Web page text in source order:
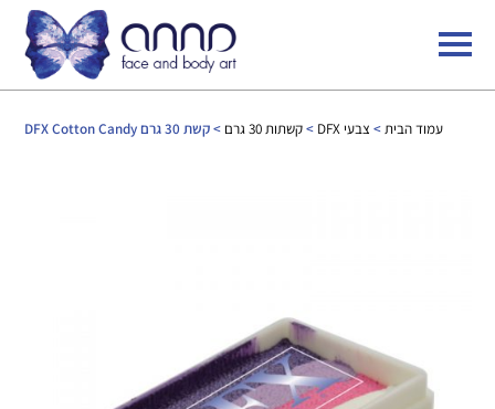
עמוד הבית> צבעי DFX >קשתות 30 גרם > קשת 30 גרם DFX Cotton Candy